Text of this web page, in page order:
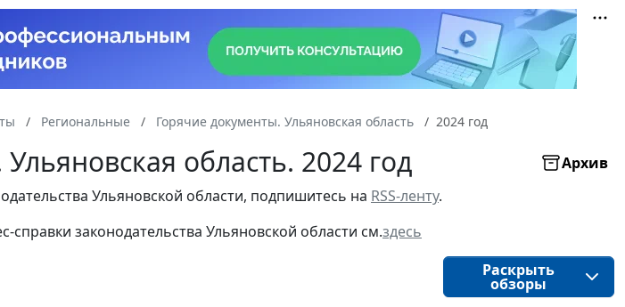
Региональные Горячие документы. Ульяновская область 2024 год
область. 2024 год
Архив
Ульяновской области, подпишитесь на RSS-ленту.
законодательства Ульяновской области см.здесь
Раскрыть
обзоры